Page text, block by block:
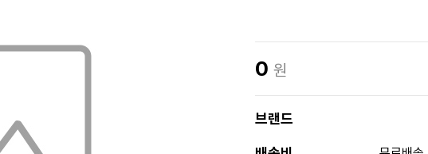
0 원
브랜드